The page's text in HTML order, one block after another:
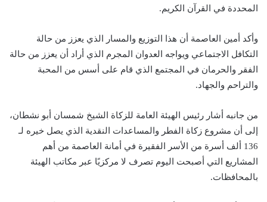
المحددة في القرآن الكريم.
وأكد أمين العاصمة أن هذا التوزيع والمسار الذي يعزز من حالة
التكافل الاجتماعي ويواجه العدوان المجرم الذي أراد أن يعزز من حالة
الفقر والحرمان في المجتمع الذي قام على أسس من المحبة
والتراحم والجهاد.
من جانبه أشار رئيس الهيئة العامة للزكاة الشيخ شمسان أبو نشطان،
إلى أن مشروع زكاة الفطر والمساعدات النقدية الذي يصل خيره لـ
136 ألف أسرة من الأسر الفقيرة في أمانة العاصمة من أهم
المشاريع التي أصبحت اليوم تصرف لا مركزيًا عبر مكاتب الهيئة
بالمحافظات.